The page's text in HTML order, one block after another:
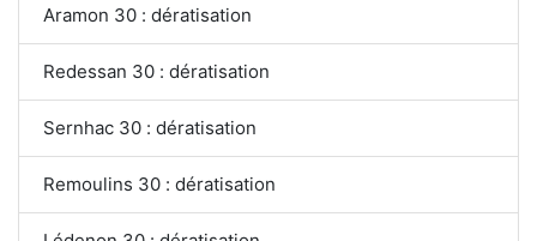
Aramon 30 : dératisation
Redessan 30 : dératisation
Sernhac 30 : dératisation
Remoulins 30 : dératisation